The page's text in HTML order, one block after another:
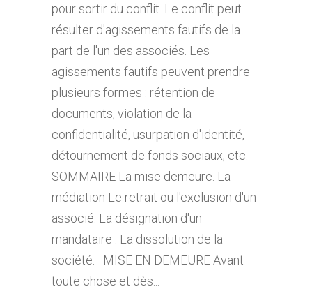
pour sortir du conflit. Le conflit peut
résulter d'agissements fautifs de la
part de l'un des associés. Les
agissements fautifs peuvent prendre
plusieurs formes : rétention de
documents, violation de la
confidentialité, usurpation d'identité,
détournement de fonds sociaux, etc.
SOMMAIRE La mise demeure. La
médiation Le retrait ou l'exclusion d'un
associé. La désignation d'un
mandataire . La dissolution de la
société. MISE EN DEMEURE Avant
toute chose et dès...